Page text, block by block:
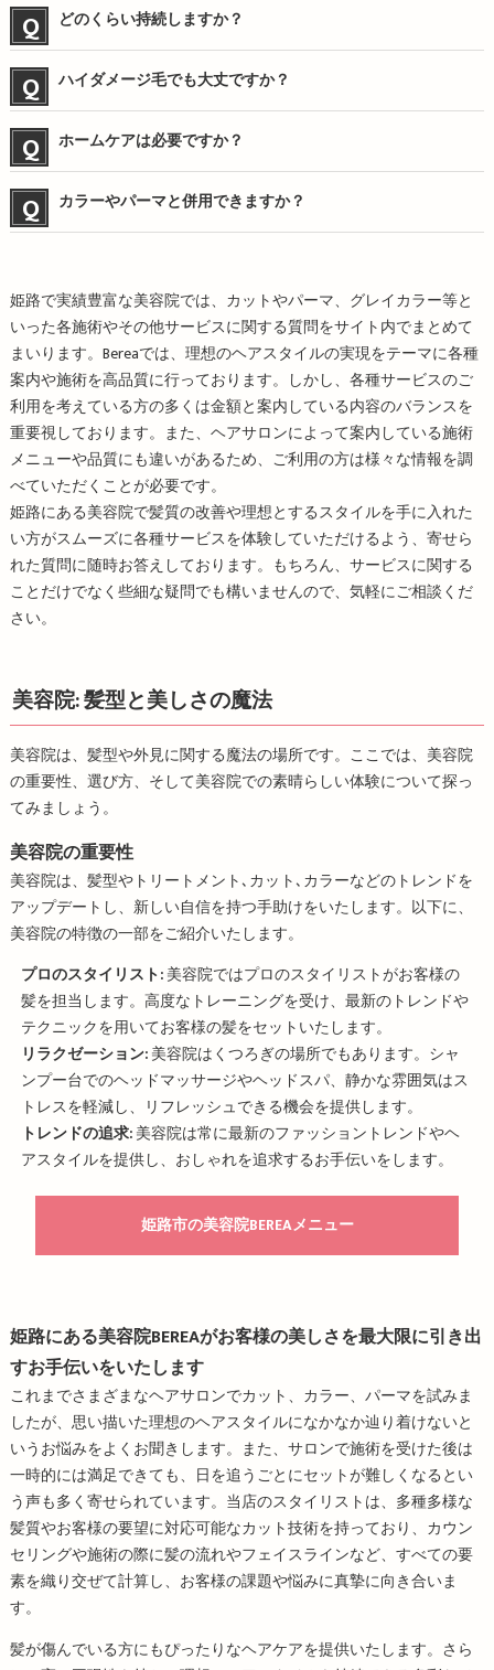
どのくらい持続しますか？
ハイダメージ毛でも大丈ですか？
ホームケアは必要ですか？
カラーやパーマと併用できますか？
姫路で実績豊富な美容院では、カットやパーマ、グレイカラー等と
いった各施術やその他サービスに関する質問をサイト内でまとめて
まいります。Bereaでは、理想のヘアスタイルの実現をテーマに各種
案内や施術を高品質に行っております。しかし、各種サービスのご
利用を考えている方の多くは金額と案内している内容のバランスを
重要視しております。また、ヘアサロンによって案内している施術
メニューや品質にも違いがあるため、ご利用の方は様々な情報を調
べていただくことが必要です。
姫路にある美容院で髪質の改善や理想とするスタイルを手に入れた
い方がスムーズに各種サービスを体験していただけるよう、寄せら
れた質問に随時お答えしております。もちろん、サービスに関する
ことだけでなく些細な疑問でも構いませんので、気軽にご相談くだ
さい。
美容院: 髪型と美しさの魔法
美容院は、髪型や外見に関する魔法の場所です。ここでは、美容院
の重要性、選び方、そして美容院での素晴らしい体験について探っ
てみましょう。
美容院の重要性
美容院は、髪型やトリートメント､カット､カラーなどのトレンドを
アップデートし、新しい自信を持つ手助けをいたします。以下に、
美容院の特徴の一部をご紹介いたします。
プロのスタイリスト:美容院ではプロのスタイリストがお客様の
髪を担当します。高度なトレーニングを受け、最新のトレンドや
テクニックを用いてお客様の髪をセットいたします。
リラクゼーション:美容院はくつろぎの場所でもあります。シャ
ンプー台でのヘッドマッサージやヘッドスパ、静かな雰囲気はス
トレスを軽減し、リフレッシュできる機会を提供します。
トレンドの追求:美容院は常に最新のファッショントレンドやヘ
アスタイルを提供し、おしゃれを追求するお手伝いをします。
姫路市の美容院BEREAメニュー
姫路にある美容院BEREAがお客様の美しさを最大限に引き出
すお手伝いをいたします
これまでさまざまなヘアサロンでカット、カラー、パーマを試みま
したが、思い描いた理想のヘアスタイルになかなか辿り着けないと
いうお悩みをよくお聞きします。また、サロンで施術を受けた後は
一時的には満足できても、日を追うごとにセットが難しくなるとい
う声も多く寄せられています。当店のスタイリストは、多種多様な
髪質やお客様の要望に対応可能なカット技術を持っており、カウン
セリングや施術の際に髪の流れやフェイスラインなど、すべての要
素を織り交ぜて計算し、お客様の課題や悩みに真摯に向き合いま
す。
髪が傷んでいる方にもぴったりなヘアケアを提供いたします。さら